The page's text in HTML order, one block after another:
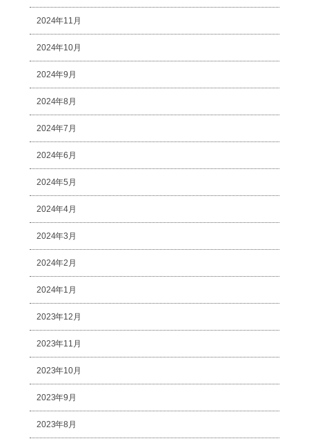
2024年11月
2024年10月
2024年9月
2024年8月
2024年7月
2024年6月
2024年5月
2024年4月
2024年3月
2024年2月
2024年1月
2023年12月
2023年11月
2023年10月
2023年9月
2023年8月